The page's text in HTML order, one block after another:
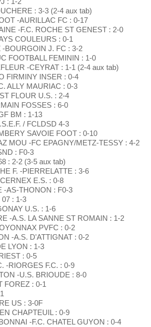
: 3-3 (2-4 aux tab)
-AURILLAC FC : 0-17
-F.C. ROCHE ST GENEST : 2-0
COULEURS : 0-1
BOURGOIN J. FC : 3-2
FOOTBALL FEMININ : 1-0
-CEYRAT : 1-1 (2-4 aux tab)
FIRMINY INSER : 0-4
ALLY MAURIAC : 0-3
FLOUR U.S. : 2-4
FOSSES : 6-0
BM : 1-13
/ FCLDSD 4-3
SAVOIE FOOT : 0-10
MOU -FC EPAGNY/METZ-TESSY : 4-2
: F0-3
: 2-2 (3-5 aux tab)
F. -PIERRELATTE : 3-6
E.S. : 0-8
-AS-THONON : F0-3
: 1-3
U.S. : 1-6
-A.S. LA SANNE ST ROMAIN : 1-2
PVFC : 0-2
-A.S. D'ATTIGNAT : 0-2
LYON : 1-3
: 0-5
-RIORGES F.C. : 0-9
-U.S. BRIOUDE : 8-0
FOREZ : 0-1
US : 3-0F
CHAPTEUIL : 0-9
-F.C. CHATEL GUYON : 0-4